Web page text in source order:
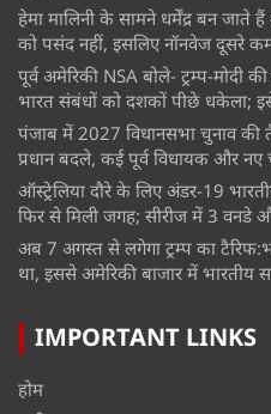
हेमा मालिनी के सामने धर्मेंद्र बन जाते
को पसंद नहीं, इसलिए नॉनवेज दूसरे
पूर्व अमेरिकी NSA बोले- ट्रम्प-मोदी
भारत संबंधों को दशकों पीछे धकेला;
पंजाब में 2027 विधानसभा चुनाव
प्रधान बदले, कई पूर्व विधायक और नए
ऑस्ट्रेलिया दौरे के लिए अंडर-19
फिर से मिली जगह; सीरीज में 3 वनडे
अब 7 अगस्त से लगेगा ट्रम्प का
था, इससे अमेरिकी बाजार में भारतीय
IMPORTANT LINKS
होम